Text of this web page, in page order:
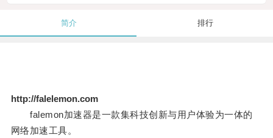
简介 排行
http://falelemon.com
falemon加速器是一款集科技创新与用户体验为一体的
网络加速工具。